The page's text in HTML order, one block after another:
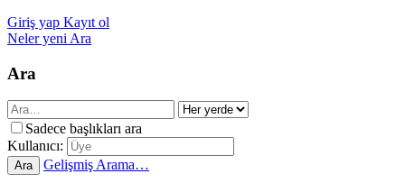
Giriş yap Kayıt ol
Neler yeni Ara
Ara
Sadece başlıkları ara
Kullanıcı:
Ara Gelişmiş Arama…